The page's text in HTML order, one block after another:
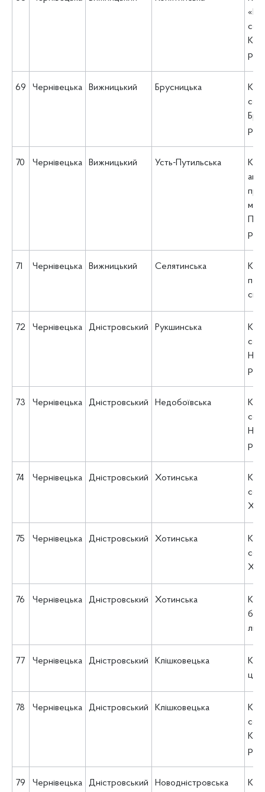
69 Чернівецька Вижницький Брусницька
70 Чернівецька Вижницький Усть-Путильська
КНП
71 Чернівецька Вижницький Селятинська
КУ
72 Чернівецька Дністровський Рукшинська
73 Чернівецька Дністровський Недобоївська
74 Чернівецька Дністровський Хотинська
75 Чернівецька Дністровський Хотинська
76 Чернівецька Дністровський Хотинська
77 Чернівецька Дністровський Клішковецька
КНП
78 Чернівецька Дністровський Клішковецька
КУ
79 Чернівецька Дністровський Новодністровська
КУ